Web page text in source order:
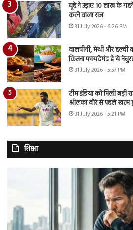
चूहे ने उड़ाए 10 लाख के
करने वाला राज
31 July 2026 - 6:26 PM
दालचीनी, मेथी और हल्दी
कितना फायदेमंद है ये
31 July 2026 - 5:57 PM
टीम इंडिया को मिली बड़ी
श्रीलंका दौरे से पहले खत्म
31 July 2026 - 5:21 PM
शिक्षा